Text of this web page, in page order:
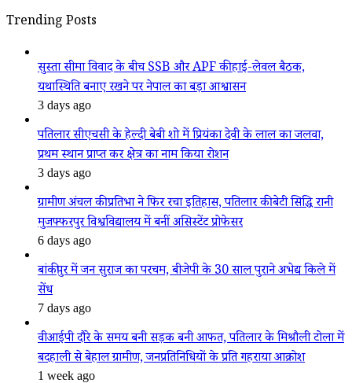
Trending Posts
सुस्ता सीमा विवाद के बीच SSB और APF की हाई-लेवल बैठक,
यथास्थिति बनाए रखने पर नेपाल का बड़ा आश्वासन
3 days ago
पतिलार सीएचसी के हेल्दी बेबी शो में प्रियंका देवी के लाल का जलवा,
प्रथम स्थान प्राप्त कर क्षेत्र का नाम किया रोशन
3 days ago
ग्रामीण अंचल की प्रतिभा ने फिर रचा इतिहास, पतिलार की बेटी सिद्धि रानी
मुजफ्फरपुर विश्वविद्यालय में बनीं असिस्टेंट प्रोफेसर
6 days ago
बांकीपुर में जन सुराज का परचम, बीजेपी के 30 साल पुराने अभेद्य किले में
सेंध
7 days ago
वीआईपी दौरे के समय बनी सड़क बनी आफत, पतिलार के मिश्रौली टोला में
बदहाली से बेहाल ग्रामीण, जनप्रतिनिधियों के प्रति गहराया आक्रोश
1 week ago